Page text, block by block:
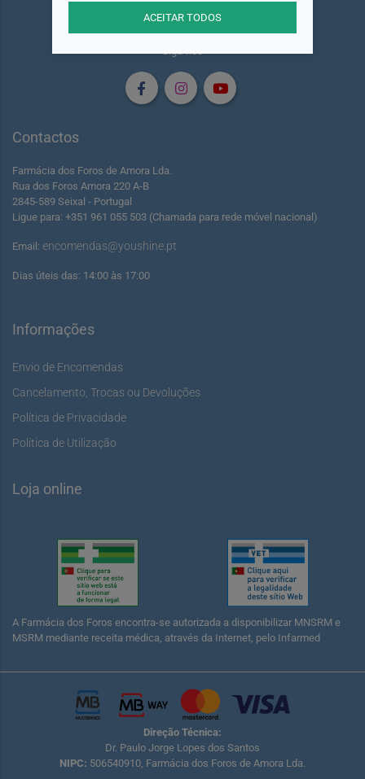
Contactos
Farmácia dos Foros de Amora Lda.
Rua dos Foros Amora 220 A-B
2845-589 Seixal - Portugal
Ligue para: +351 961 055 503 (Chamada para rede móvel nacional)
Email: encomendas@youshine.pt
Dias úteis das: 14:00 às 17:00
Informações
Envio de Encomendas
Cancelamento, Trocas ou Devoluções
Política de Privacidade
Política de Utilização
Loja online
A Farmácia dos Foros encontra-se autorizada a disponibilizar MNSRM e
MSRM mediante receita médica, através da Internet, pelo Infarmed
Direção Técnica:
Dr. Paulo Jorge Lopes dos Santos
NIPC: 506540910, Farmácia dos Foros de Amora Lda.
ACEITAR TODOS